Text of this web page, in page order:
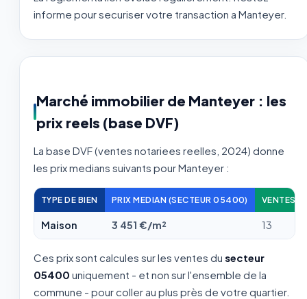
informe pour securiser votre transaction a Manteyer.
Marché immobilier de Manteyer : les
prix reels (base DVF)
La base DVF (ventes notariees reelles, 2024) donne
les prix medians suivants pour Manteyer :
TYPE DE BIEN PRIX MEDIAN (SECTEUR 05400) VENTES
Maison 3 451 €/m² 13
Ces prix sont calcules sur les ventes du secteur
05400 uniquement - et non sur l'ensemble de la
commune - pour coller au plus près de votre quartier.